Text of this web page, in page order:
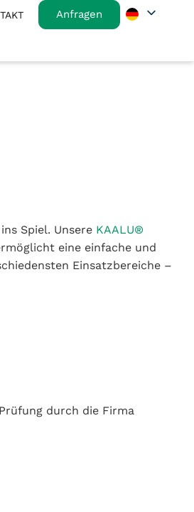
Anfragen
Spiel. Unsere KAALU®
eine einfache und
Einsatzbereiche –
durch die Firma